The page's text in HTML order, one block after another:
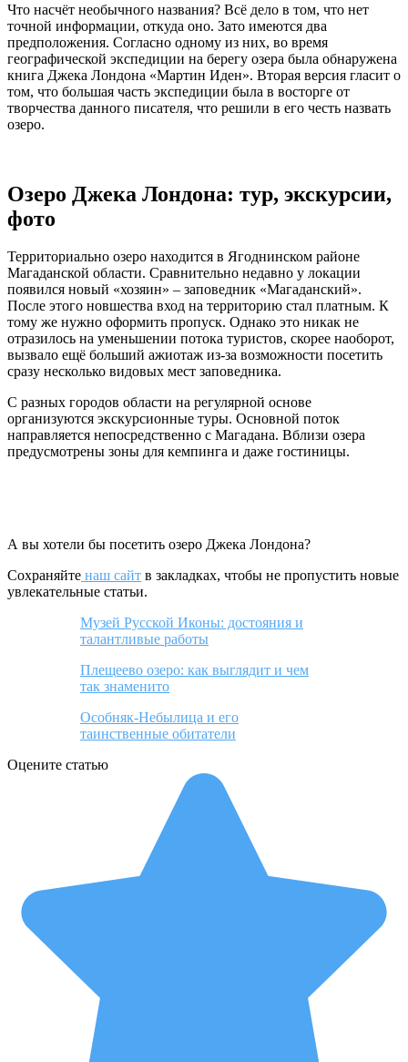
Что насчёт необычного названия? Всё дело в том, что нет
точной информации, откуда оно. Зато имеются два
предположения. Согласно одному из них, во время
географической экспедиции на берегу озера была обнаружена
книга Джека Лондона «Мартин Иден». Вторая версия гласит о
том, что большая часть экспедиции была в восторге от
творчества данного писателя, что решили в его честь назвать
озеро.
Озеро Джека Лондона: тур, экскурсии,
фото
Территориально озеро находится в Ягоднинском районе
Магаданской области. Сравнительно недавно у локации
появился новый «хозяин» – заповедник «Магаданский».
После этого новшества вход на территорию стал платным. К
тому же нужно оформить пропуск. Однако это никак не
отразилось на уменьшении потока туристов, скорее наоборот,
вызвало ещё больший ажиотаж из-за возможности посетить
сразу несколько видовых мест заповедника.
С разных городов области на регулярной основе
организуются экскурсионные туры. Основной поток
направляется непосредственно с Магадана. Вблизи озера
предусмотрены зоны для кемпинга и даже гостиницы.
А вы хотели бы посетить озеро Джека Лондона?
Сохраняйте наш сайт в закладках, чтобы не пропустить новые
увлекательные статьи.
Музей Русской Иконы: достояния и
талантливые работы
Плещеево озеро: как выглядит и чем
так знаменито
Особняк-Небылица и его
таинственные обитатели
Оцените статью